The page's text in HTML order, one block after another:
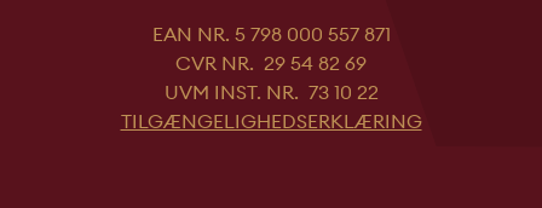
EAN NR. 5 798 000 557 871
CVR NR. 29 54 82 69
UVM INST. NR. 73 10 22
TILGÆNGELIGHEDSERKLÆRING